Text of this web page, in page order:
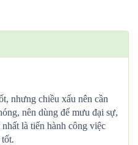
nhưng chiều xấu nên cần
nên dùng để mưu đại sự,
là tiến hành công việc